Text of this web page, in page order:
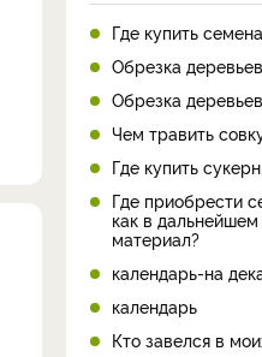
Где купить
Обрезка
Обрезка деревьев
Чем травить
Где купить
Где приобрести
как в
материал?
календарь-на
календарь
Кто завелся в